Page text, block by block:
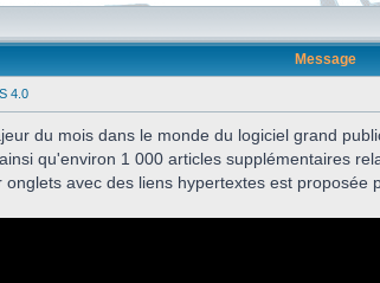
Message
4.0
du mois dans le monde du logiciel grand
qu'environ 1 000 articles supplémentaires
avec des liens hypertextes est proposée